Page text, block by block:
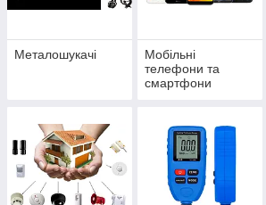
Металошукачі
Мобільні
телефони та
смартфони